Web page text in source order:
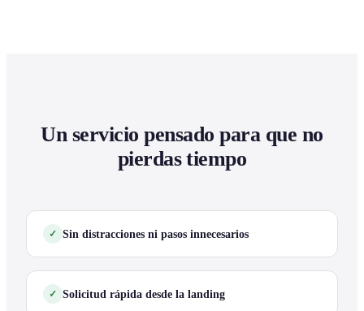
Un servicio pensado para que no
pierdas tiempo
Sin distracciones ni pasos innecesarios
Solicitud rápida desde la landing